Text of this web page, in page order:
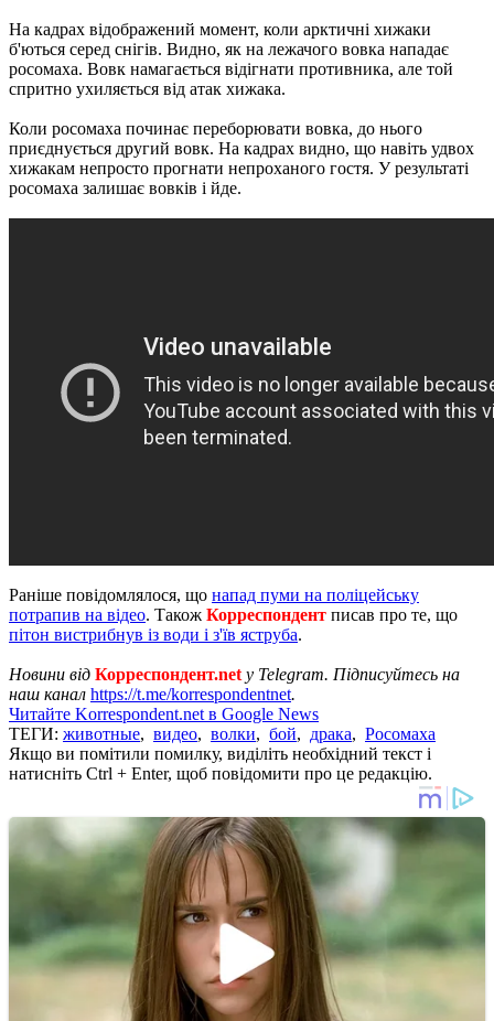
На кадрах відображений момент, коли арктичні хижаки
б'ються серед снігів. Видно, як на лежачого вовка нападає
росомаха. Вовк намагається відігнати противника, але той
спритно ухиляється від атак хижака.
Коли росомаха починає переборювати вовка, до нього
приєднується другий вовк. На кадрах видно, що навіть удвох
хижакам непросто прогнати непроханого гостя. У результаті
росомаха залишає вовків і йде.
Раніше повідомлялося, що напад пуми на поліцейську
потрапив на відео. Також Корреспондент писав про те, що
пітон вистрибнув із води і з'їв яструба.
Новини від Корреспондент.net у Telegram. Підписуйтесь на
наш канал https://t.me/korrespondentnet.
Читайте Korrespondent.net в Google News
ТЕГИ: животные, видео, волки, бой, драка, Росомаха
Якщо ви помітили помилку, виділіть необхідний текст і
натисніть Ctrl + Enter, щоб повідомити про це редакцію.